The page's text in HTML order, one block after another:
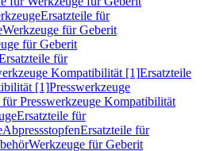
Ersatzteile für
Werkzeuge für Geberit
für Geberit
für
Kompatibilität [1]Ersatzteile
[1]Presswerkzeuge
für Presswerkzeuge Kompatibilität
Ersatzteile für
AbpressstopfenErsatzteile für
Werkzeuge für Geberit